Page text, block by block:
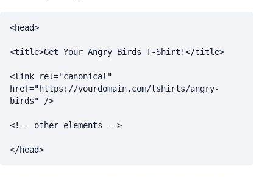
<head>
<title>Get Your Angry Birds T-Shirt!</title>
<link rel="canonical"
href="https://yourdomain.com/tshirts/angry-
birds" />
<!-- other elements -->
</head>